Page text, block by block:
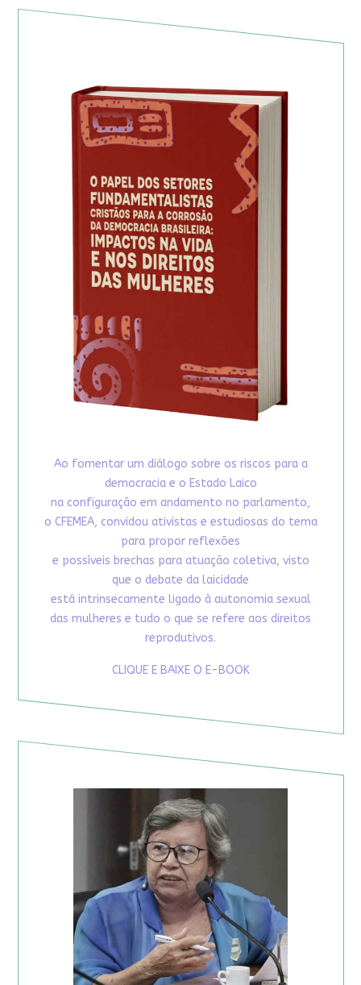
Ao fomentar um diálogo sobre os riscos para a
democracia e o Estado Laico
na configuração em andamento no parlamento,
o CFEMEA, convidou ativistas e estudiosas do tema
para propor reflexões
e possíveis brechas para atuação coletiva, visto
que o debate da laicidade
está intrinsecamente ligado à autonomia sexual
das mulheres e tudo o que se refere aos direitos
reprodutivos.
CLIQUE E BAIXE O E-BOOK